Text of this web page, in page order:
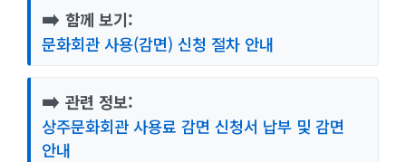
➡️ 함께 보기:
문화회관 사용(감면) 신청 절차 안내
➡️ 관련 정보:
상주문화회관 사용료 감면 신청서 납부 및 감면
안내